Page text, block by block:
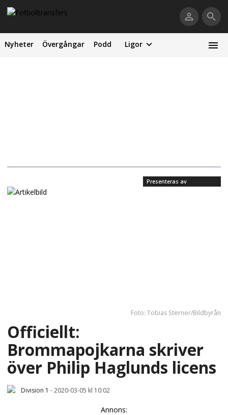
Nyheter Övergångar Podd Ligor
Presenteras av
Foto: Tobias Sterner/Bildbyrån
Officiellt:
Brommapojkarna skriver
över Philip Haglunds licens
Division 1 -2020-03-05 kl 10:02
Annons: